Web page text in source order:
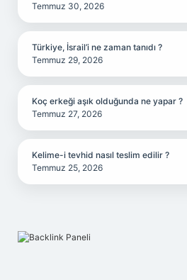
Temmuz 30, 2026
Türkiye, İsrail’i ne zaman tanıdı ?
Temmuz 29, 2026
Koç erkeği aşık olduğunda ne yapar ?
Temmuz 27, 2026
Kelime-i tevhid nasıl teslim edilir ?
Temmuz 25, 2026